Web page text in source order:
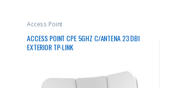
Access Point
ACCESS POINT CPE 5GHZ C/ANTENA 23 DBI
EXTERIOR TP-LINK